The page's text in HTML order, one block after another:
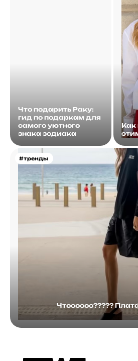
Что подарить Раку:
гид по подаркам для
самого уютного
знака зодиака
Как
#тренды
Чтоооооо?????